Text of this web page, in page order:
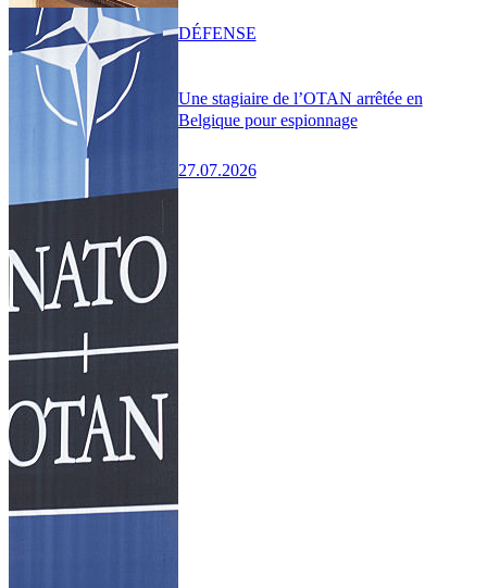
Une stagiaire de l’OTAN arrêtée en
Belgique pour espionnage
27.07.2026
DÉFENSE